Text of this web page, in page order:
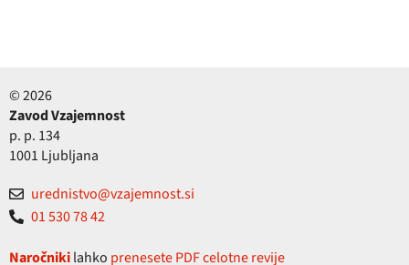
© 2026
Zavod Vzajemnost
p. p. 134
1001 Ljubljana
urednistvo@vzajemnost.si
01 530 78 42
Naročnikilahko prenesete PDF celotne revije